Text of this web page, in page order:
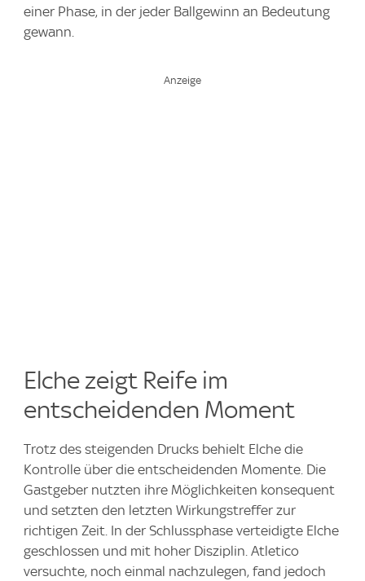
einer Phase, in der jeder Ballgewinn an Bedeutung
gewann.
Elche zeigt Reife im
entscheidenden Moment
Trotz des steigenden Drucks behielt Elche die
Kontrolle über die entscheidenden Momente. Die
Gastgeber nutzten ihre Möglichkeiten konsequent
und setzten den letzten Wirkungstreffer zur
richtigen Zeit. In der Schlussphase verteidigte Elche
geschlossen und mit hoher Disziplin. Atletico
versuchte, noch einmal nachzulegen, fand jedoch